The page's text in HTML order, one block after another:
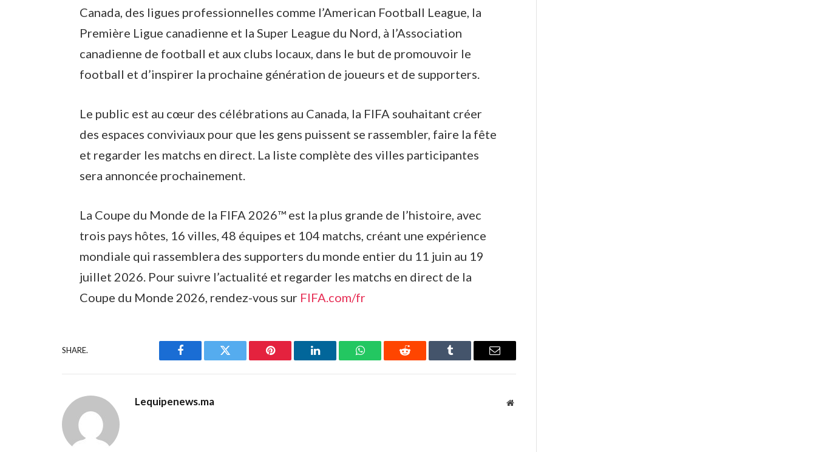
Canada, des ligues professionnelles comme l’American Football League, la
Première Ligue canadienne et la Super League du Nord, à l’Association
canadienne de football et aux clubs locaux, dans le but de promouvoir le
football et d’inspirer la prochaine génération de joueurs et de supporters.
Le public est au cœur des célébrations au Canada, la FIFA souhaitant créer
des espaces conviviaux pour que les gens puissent se rassembler, faire la fête
et regarder les matchs en direct. La liste complète des villes participantes
sera annoncée prochainement.
La Coupe du Monde de la FIFA 2026™ est la plus grande de l’histoire, avec
trois pays hôtes, 16 villes, 48 ​​équipes et 104 matchs, créant une expérience
mondiale qui rassemblera des supporters du monde entier du 11 juin au 19
juillet 2026. Pour suivre l’actualité et regarder les matchs en direct de la
Coupe du Monde 2026, rendez-vous sur FIFA.com/fr
SHARE.
Facebook Twitter Pinterest LinkedIn WhatsAppReddit Tumblr Email
Lequipenews.ma Website